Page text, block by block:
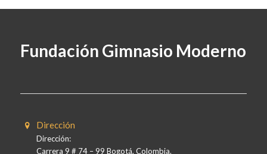
Fundación Gimnasio Moderno
Dirección
Dirección:
Carrera 9 # 74 – 99 Bogotá, Colombia.